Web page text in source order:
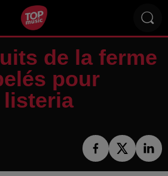
de la ferme
pour
listeria